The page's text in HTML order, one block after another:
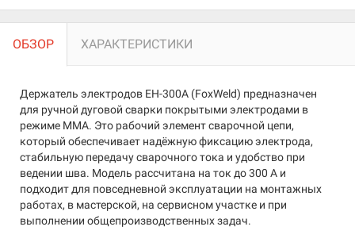
ОБЗОР ХАРАКТЕРИСТИКИ
Держатель электродов EH-300А (FoxWeld) предназначен
для ручной дуговой сварки покрытыми электродами в
режиме MMA. Это рабочий элемент сварочной цепи,
который обеспечивает надёжную фиксацию электрода,
стабильную передачу сварочного тока и удобство при
ведении шва. Модель рассчитана на ток до 300 А и
подходит для повседневной эксплуатации на монтажных
работах, в мастерской, на сервисном участке и при
выполнении общепроизводственных задач.